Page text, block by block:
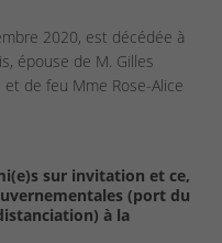
2020, est décédée à
épouse de M. Gilles
de feu Mme Rose-Alice
sur invitation et ce,
(port du
à la